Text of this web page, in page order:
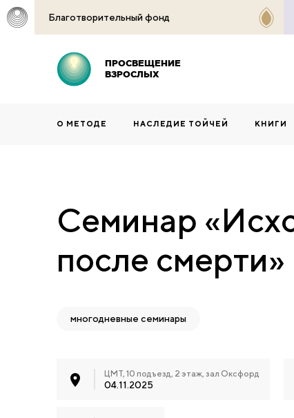
Благотворительный фонд
ПРОСВЕЩЕНИЕ
ВЗРОСЛЫХ
О МЕТОДЕ НАСЛЕДИЕ ТОЙЧЕЙ КНИГИ
Семинар
после смерти»
многодневные семинары
ЦМТ, 10 подъезд, 2 этаж, зал Оксфорд
04.11.2025